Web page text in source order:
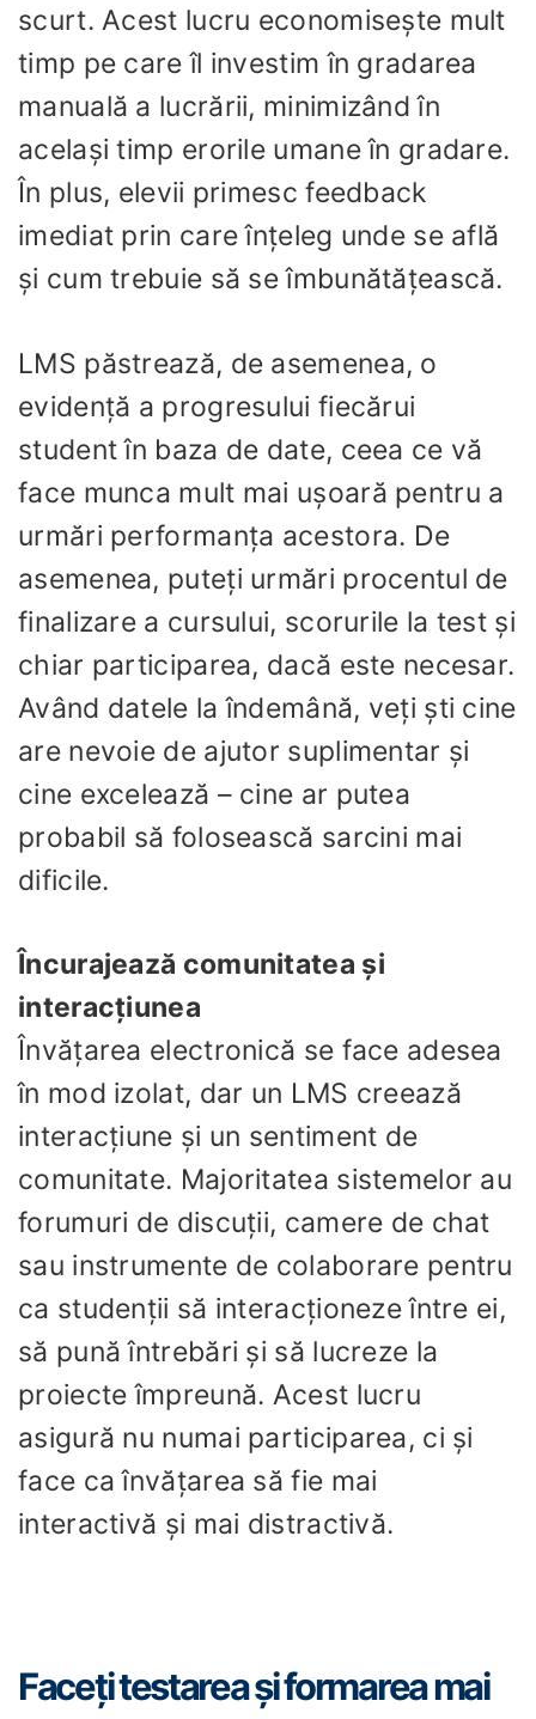
scurt. Acest lucru economisește mult
timp pe care îl investim în gradarea
manuală a lucrării, minimizând în
același timp erorile umane în gradare.
În plus, elevii primesc feedback
imediat prin care înțeleg unde se află
și cum trebuie să se îmbunătățească.
LMS păstrează, de asemenea, o
evidență a progresului fiecărui
student în baza de date, ceea ce vă
face munca mult mai ușoară pentru a
urmări performanța acestora. De
asemenea, puteți urmări procentul de
finalizare a cursului, scorurile la test și
chiar participarea, dacă este necesar.
Având datele la îndemână, veți ști cine
are nevoie de ajutor suplimentar și
cine excelează – cine ar putea
probabil să folosească sarcini mai
dificile.
Încurajează comunitatea și
interacțiunea
Învățarea electronică se face adesea
în mod izolat, dar un LMS creează
interacțiune și un sentiment de
comunitate. Majoritatea sistemelor au
forumuri de discuții, camere de chat
sau instrumente de colaborare pentru
ca studenții să interacționeze între ei,
să pună întrebări și să lucreze la
proiecte împreună. Acest lucru
asigură nu numai participarea, ci și
face ca învățarea să fie mai
interactivă și mai distractivă.
Faceți testarea și formarea mai